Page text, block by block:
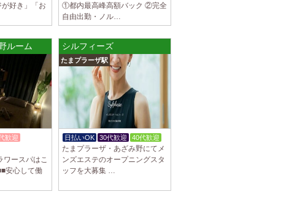
]
)
不可） オープンニングセラピストさん大募集！
でも可能。 交通費支給あり 一緒に働いてくだ
駅]
(あろばな)
ラピスト大募集！！ 求人探しに苦労されている
当店では講習制度を徹底しています。 セクハ
駅]
チュ) 吉祥寺ルーム
スト大募集！ 「本気で稼ぎたい！」「もっと
好き」「お
①都内最高峰高額バック ②完全
自由出勤・ノル…
ルーム
歓迎
ワースパはこ
安心して働
シルフィーズ
たまプラーザ駅
日払いOK 30代歓迎 40代歓迎
たまプラーザ・あざみ野にてメ
ンズエステのオープニングスタ
ッフを大募集 …